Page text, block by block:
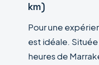
km)
Pour une
est idéale. Située
heures de